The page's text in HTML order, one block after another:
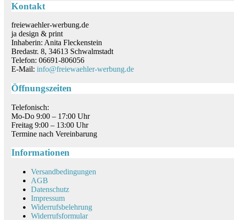
Kontakt
freiewaehler-werbung.de
ja design & print
Inhaberin: Anita Fleckenstein
Bredastr. 8, 34613 Schwalmstadt
Telefon: 06691-806056
E-Mail: info@freiewaehler-werbung.de
Öffnungszeiten
Telefonisch:
Mo-Do 9:00 – 17:00 Uhr
Freitag 9:00 – 13:00 Uhr
Termine nach Vereinbarung
Informationen
Versandbedingungen
AGB
Datenschutz
Impressum
Widerrufsbelehrung
Widerrufsformular